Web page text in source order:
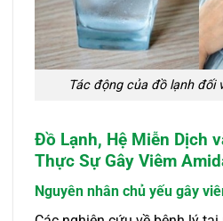
Tác động của đồ lạnh đối
Đồ Lạnh, Hệ Miễn Dịch
Thực Sự Gây Viêm
Nguyên nhân chủ yếu gây